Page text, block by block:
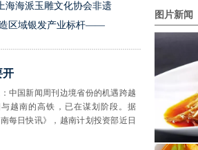
海海派玉雕文化协会非遗
区域银发产业标杆——
开
中国新闻周刊边境省份的机遇跨越
越南的高铁，已在谋划阶段。据
南每日快讯》，越南计划投资部近日
图片新闻